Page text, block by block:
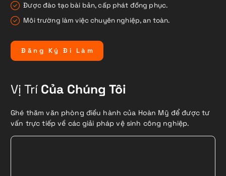
Được đào tạo bài bản, cấp phát đồng phục.
Môi trường làm việc chuyên nghiệp, an toàn.
Đ ă n g Ký Đ i L à m
Vị TríCủa Chúng Tôi
Ghé thăm văn phòng điều hành của Hoàn Mỹ để được tư
vấn trực tiếp về các giải pháp vệ sinh công nghiệp.